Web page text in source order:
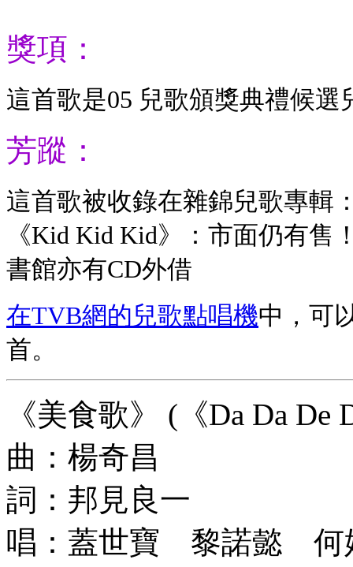
獎項：
這首歌是05 兒歌頒獎典禮候
芳蹤：
這首歌被收錄在雜錦兒歌專輯
《Kid Kid Kid》：市面仍有
書館亦有CD外借
在TVB網的兒歌點唱機中，可
首。
《美食歌》 (《Da Da
曲：楊奇昌
詞：邦見良一
唱 ：蓋世寶 黎諾懿 何